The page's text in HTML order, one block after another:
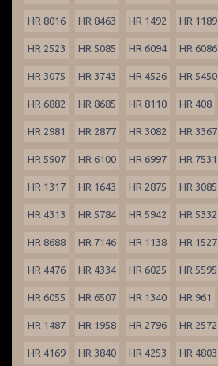
HR 8016 HR 8463 HR 1492 HR 1189
HR 2523 HR 5085 HR 6094 HR 6086
HR 3075 HR 3743 HR 4526 HR 5450
HR 6882 HR 8685 HR 8110 HR 408
HR 2981 HR 2877 HR 3082 HR 3367
HR 5907 HR 6100 HR 6997 HR 7531
HR 1317 HR 1643 HR 2875 HR 3085
HR 4313 HR 5784 HR 5942 HR 5332
HR 8688 HR 7146 HR 1138 HR 1527
HR 4476 HR 4334 HR 6025 HR 5595
HR 6055 HR 6507 HR 1340 HR 961
HR 1487 HR 1958 HR 2796 HR 2572
HR 4169 HR 3840 HR 4253 HR 4803